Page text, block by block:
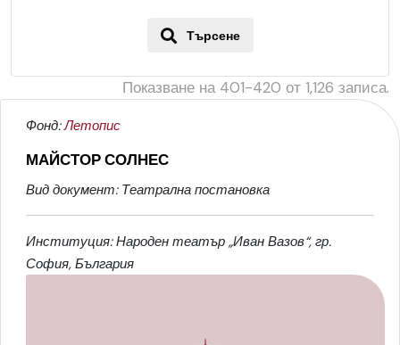
Търсене
Показване на 401-420 от 1,126 записа.
Фонд:Летопис
МАЙСТОР СОЛНЕС
Вид документ: Театрална постановка
Институция: Народен театър „Иван Вазов“, гр.
София, България